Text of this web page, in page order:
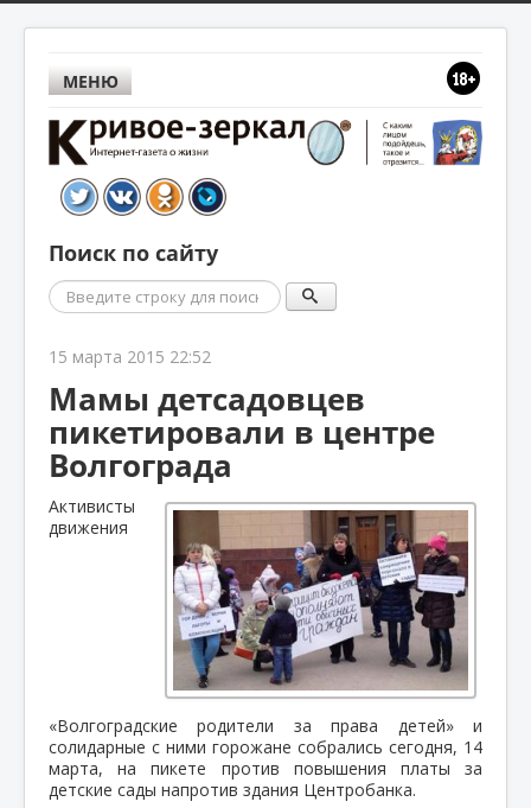
МЕНЮ
Поиск по сайту
Поиск
15 марта 2015 22:52
Мамы детсадовцев
пикетировали в центре
Волгограда
Активисты
движения
«Волгоградские родители за права детей» и
солидарные с ними горожане собрались сегодня, 14
марта, на пикете против повышения платы за
детские сады напротив здания Центробанка.